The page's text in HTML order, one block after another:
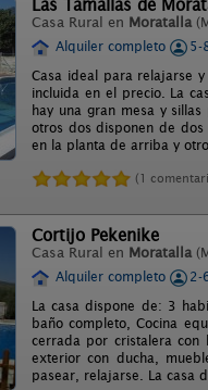
Las Tamallas de
Casa Rural en Moratalla
Alquiler completo
5-
Casa ideal para relajarse
incluida en el precio. La
hay una gran mesa y
otros dos disponen de
en la planta de arriba y
(1
Cortijo Pekenike
Casa Rural en Moratalla
Alquiler completo
2-
La casa dispone de: 3
baño completo, Cocina
cerrada por cristalera con
exterior con ducha,
pasear, relajarse. La casa